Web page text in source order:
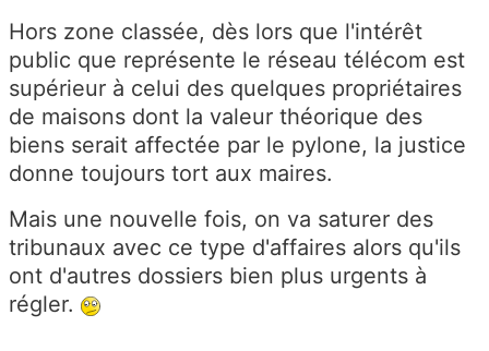
Hors zone classée, dès lors que l'intérêt
public que représente le réseau télécom est
supérieur à celui des quelques propriétaires
de maisons dont la valeur théorique des
biens serait affectée par le pylone, la justice
donne toujours tort aux maires.
Mais une nouvelle fois, on va saturer des
tribunaux avec ce type d'affaires alors qu'ils
ont d'autres dossiers bien plus urgents à
régler.